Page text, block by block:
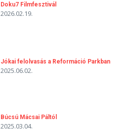
Doku7 Filmfesztivál
2026.02.19.
Jókai felolvasás a Reformáció Parkban
2025.06.02.
Búcsú Mácsai Páltól
2025.03.04.